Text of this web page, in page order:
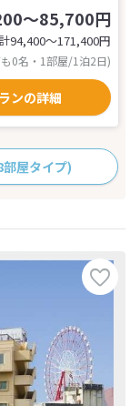
～85,700円
94,400〜171,400円
0名・1部屋/1泊2日)
ンの詳細
屋タイプ)